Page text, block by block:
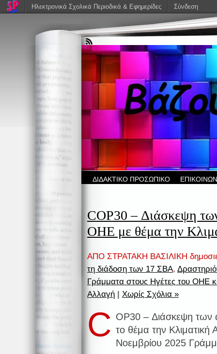
ΔΙΔΑΚΤΙΚΟ ΠΡΟΣΩΠΙΚΟ
COP30 – Διάσκεψη
ΟΗΕ με θέμα την
ΑΠΟ ΣΤΡΑΤΑΚΗ ΒΑΣΙΛΙΚΗ
τη διάδοση των 17 ΣΒΑ,
Γράμματα στους Ηγέτες του ΟΗΕ
Αλλαγή
Χωρίς Σχόλια »
C OP30 – Διάσκεψη
το θέμα την Κλιματική
Nοεμβρίου 2025
Ηλεκτρονικά Σχολικά Περιοδικά & Εφημερίδες Σύνδεση